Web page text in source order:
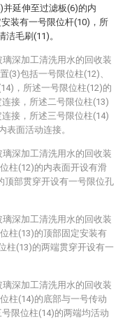
延伸至过滤板(6)的内
装有一号限位杆(10)，所
毛刷(11)。
深加工清洗用水的回收装
(3)包括一号限位柱(12)、
，所述一号限位柱(12)的
接，所述二号限位柱(13)
接，所述三号限位柱(14)
表面活动连接。
深加工清洗用水的回收装
柱(12)的内表面开设有滑
顶部贯穿开设有一号限位孔
深加工清洗用水的回收装
柱(13)的顶部固定安装有
柱(13)的两端贯穿开设有一
深加工清洗用水的回收装
柱(14)的底部与一号传动
限位柱(14)的两端均活动